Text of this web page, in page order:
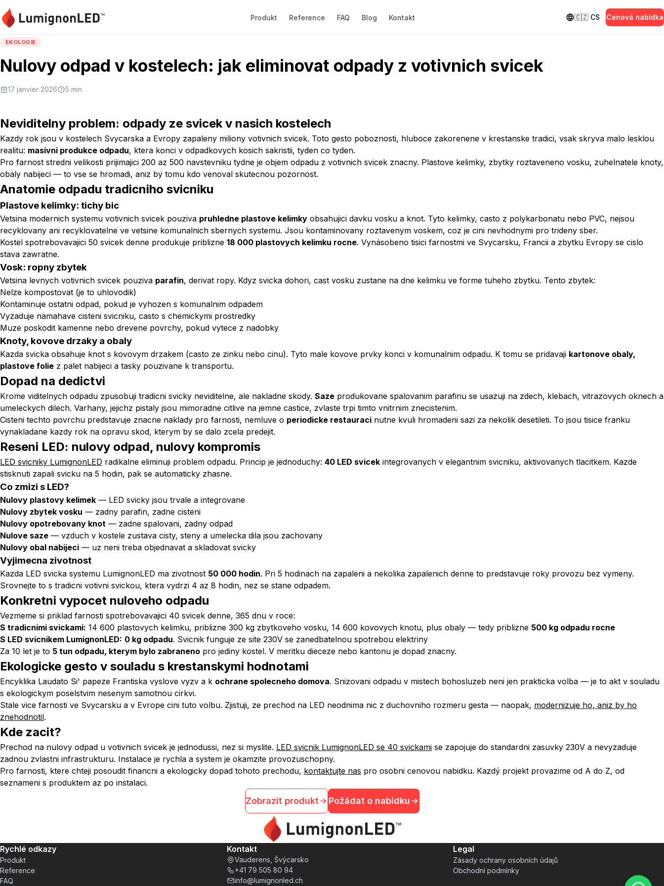
Produkt Reference FAQ Blog Kontakt 🇨🇿 CS Cenová nabídka
EKOLOGIE
Nulovy odpad v kostelech: jak eliminovat odpady z votivnich svicek
17 janvier 2026 5 min
Neviditelny problem: odpady ze svicek v nasich kostelech
Kazdy rok jsou v kostelech Svycarska a Evropy zapaleny miliony votivnich svicek. Toto gesto poboznosti, hluboce zakorenene v krestanske tradici, vsak skryva malo lesklou
realitu: masivni produkce odpadu, ktera konci v odpadkovych kosich sakristii, tyden co tyden.
Pro farnost stredni velikosti prijimajici 200 az 500 navstevniku tydne je objem odpadu z votivnich svicek znacny. Plastove kelimky, zbytky roztaveneno vosku, zuhelnatele knoty,
obaly nabijeci — to vse se hromadi, aniz by tomu kdo venoval skutecnou pozornost.
Anatomie odpadu tradicniho svicniku
Plastove kelimky: tichy bic
Vetsina modernich systemu votivnich svicek pouziva pruhledne plastove kelimky obsahujici davku vosku a knot. Tyto kelimky, casto z polykarbonatu nebo PVC, nejsou
recyklovany ani recyklovatelne ve vetsine komunalnich sbernych systemu. Jsou kontaminovany roztavenym voskem, coz je cini nevhodnymi pro trideny sber.
Kostel spotrebovavajici 50 svicek denne produkuje priblizne 18 000 plastovych kelimku rocne. Vynásobeno tisici farnostmi ve Svycarsku, Francii a zbytku Evropy se cislo
stava zawratne.
Vosk: ropny zbytek
Vetsina levnych votivnich svicek pouziva parafin, derivat ropy. Kdyz svicka dohori, cast vosku zustane na dne kelimku ve forme tuheho zbytku. Tento zbytek:
Nelze kompostovat (je to uhlovodik)
Kontaminuje ostatni odpad, pokud je vyhozen s komunalnim odpadem
Vyzaduje namahave cisteni svicniku, casto s chemickymi prostredky
Muze poskodit kamenne nebo drevene povrchy, pokud vytece z nadobky
Knoty, kovove drzaky a obaly
Kazda svicka obsahuje knot s kovovym drzakem (casto ze zinku nebo cinu). Tyto male kovove prvky konci v komunalnim odpadu. K tomu se pridavaji kartonove obaly,
plastove folie z palet nabijeci a tasky pouzivane k transportu.
Dopad na dedictvi
Krome viditelnych odpadu zpusobuji tradicni svicky neviditelne, ale nakladne skody. Saze produkovane spalovanim parafinu se usazuji na zdech, klebach, vitrazovych oknech a
umeleckych dilech. Varhany, jejichz pistaly jsou mimoradne citlive na jemne castice, zvlaste trpi timto vnitrnim znecistenim.
Cisteni techto povrchu predstavuje znacne naklady pro farnosti, nemluve o periodicke restauraci nutne kvuli hromadeni sazi za nekolik desetileti. To jsou tisice franku
vynakladane kazdy rok na opravu skod, kterym by se dalo zcela predejit.
Reseni LED: nulovy odpad, nulovy kompromis
LED svicniky LumignonLED radikalne eliminuji problem odpadu. Princip je jednoduchy: 40 LED svicek integrovanych v elegantnim svicniku, aktivovanych tlacitkem. Kazde
stisknuti zapali svicku na 5 hodin, pak se automaticky zhasne.
Co zmizi s LED?
Nulovy plastovy kelimek — LED svicky jsou trvale a integrovane
Nulovy zbytek vosku — zadny parafin, zadne cisteni
Nulovy opotrebovany knot — zadne spalovani, zadny odpad
Nulove saze — vzduch v kostele zustava cisty, steny a umelecka dila jsou zachovany
Nulovy obal nabijeci — uz neni treba objednavat a skladovat svicky
Vyjimecna zivotnost
Kazda LED svicka systemu LumignonLED ma zivotnost 50 000 hodin. Pri 5 hodinach na zapaleni a nekolika zapalenich denne to predstavuje roky provozu bez vymeny.
Srovnejte to s tradicni votivni svickou, ktera vydrzi 4 az 8 hodin, nez se stane odpadem.
Konkretni vypocet nuloveho odpadu
Vezmeme si priklad farnosti spotrebovavajici 40 svicek denne, 365 dnu v roce:
S tradicnimi svickami: 14 600 plastovych kelimku, priblizne 300 kg zbytkoveho vosku, 14 600 kovovych knotu, plus obaly — tedy priblizne 500 kg odpadu rocne
S LED svicnikem LumignonLED: 0 kg odpadu. Svicnik funguje ze site 230V se zanedbatelnou spotrebou elektriny
Za 10 let je to 5 tun odpadu, kterym bylo zabraneno pro jediny kostel. V meritku dieceze nebo kantonu je dopad znacny.
Ekologicke gesto v souladu s krestanskymi hodnotami
Encyklika Laudato Si' papeze Frantiska vyslove vyzv a k ochrane spolecneho domova. Snizovani odpadu v mistech bohosluzeb neni jen prakticka volba — je to akt v souladu
s ekologickym poselstvim nesenym samotnou cirkvi.
Stale vice farnosti ve Svycarsku a v Evrope cini tuto volbu. Zjistuji, ze prechod na LED neodnima nic z duchovniho rozmeru gesta — naopak, modernizuje ho, aniz by ho
znehodnotil.
Kde zacit?
Prechod na nulovy odpad u votivnich svicek je jednodussi, nez si myslite. LED svicnik LumignonLED se 40 svickami se zapojuje do standardni zasuvky 230V a nevyzaduje
zadnou zvlastni infrastrukturu. Instalace je rychla a system je okamzite provozuschopny.
Pro farnosti, ktere chteji posoudit financni a ekologicky dopad tohoto prechodu, kontaktujte nas pro osobni cenovou nabidku. Kazdý projekt provazime od A do Z, od
seznameni s produktem az po instalaci.
Zobrazit produkt Požádat o nabídku
Rychlé odkazy
Produkt
Reference
FAQ
Kontakt
Vauderens, Švýcarsko
+41 79 505 80 94
info@lumignonled.ch
Legal
Zásady ochrany osobních údajů
Obchodní podmínky